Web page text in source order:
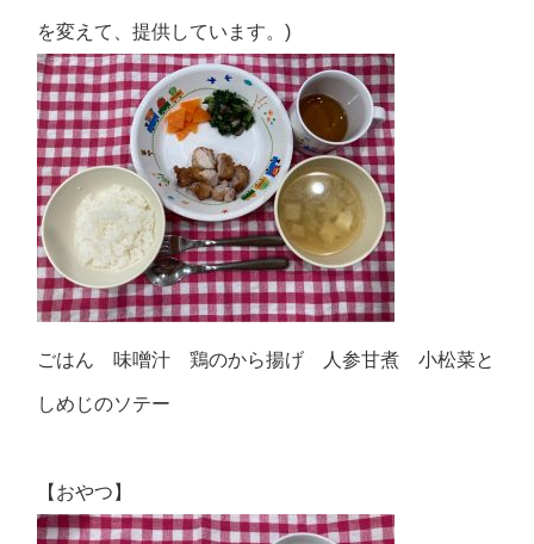
を変えて、提供しています。)
ごはん 味噌汁 鶏のから揚げ 人参甘煮 小松菜と
しめじのソテー
【おやつ】